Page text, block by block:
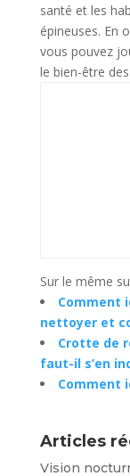
santé et les
épineuses. En
vous pouvez
le bien-être
Sur le même
Comment
nettoyer et
Crotte de
faut-il s’en
Comment
Articles
Vision